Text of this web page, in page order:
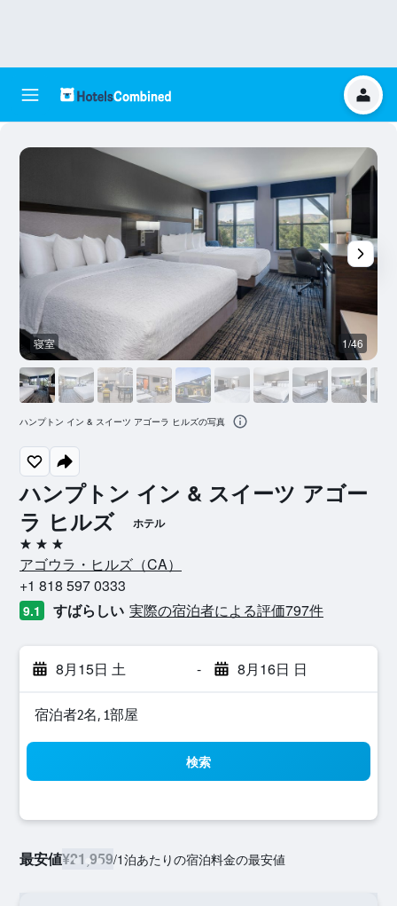
ハンプトン イン & スイーツ アゴー
ラ ヒルズ
ホテル
3つ星
アゴウラ・ヒルズ​（CA​）​
+1 818 597 0333
9.1 すばらしい 実際の宿泊者による評価797​件
8月15日 土 - 8月16日 日
宿泊者2名, 1​部屋
検索
最安値¥21,959/1泊あたりの宿泊料金の最安値
寝室 1/46
ハンプトン イン & スイーツ アゴーラ ヒルズの写真